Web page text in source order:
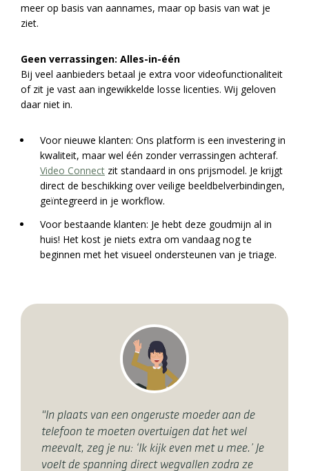
meer op basis van aannames, maar op basis van wat je
ziet.
Geen verrassingen: Alles-in-één
Bij veel aanbieders betaal je extra voor videofunctionaliteit
of zit je vast aan ingewikkelde losse licenties. Wij geloven
daar niet in.
Voor nieuwe klanten: Ons platform is een investering in
kwaliteit, maar wel één zonder verrassingen achteraf.
Video Connect zit standaard in ons prijsmodel. Je krijgt
direct de beschikking over veilige beeldbelverbindingen,
geïntegreerd in je workflow.
Voor bestaande klanten: Je hebt deze goudmijn al in
huis! Het kost je niets extra om vandaag nog te
beginnen met het visueel ondersteunen van je triage.
"In plaats van een ongeruste moeder aan de
telefoon te moeten overtuigen dat het wel
meevalt, zeg je nu: ‘Ik kijk even met u mee.’ Je
voelt de spanning direct wegvallen zodra ze